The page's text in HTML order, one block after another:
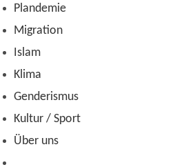
Plandemie
Migration
Islam
Klima
Genderismus
Kultur / Sport
Über uns